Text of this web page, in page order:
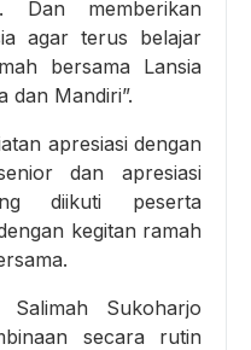
Dan memberikan
agar terus belajar
bersama Lansia
dan Mandiri”.
apresiasi dengan
dan apresiasi
diikuti peserta
kegitan ramah
Sukoharjo
secara rutin